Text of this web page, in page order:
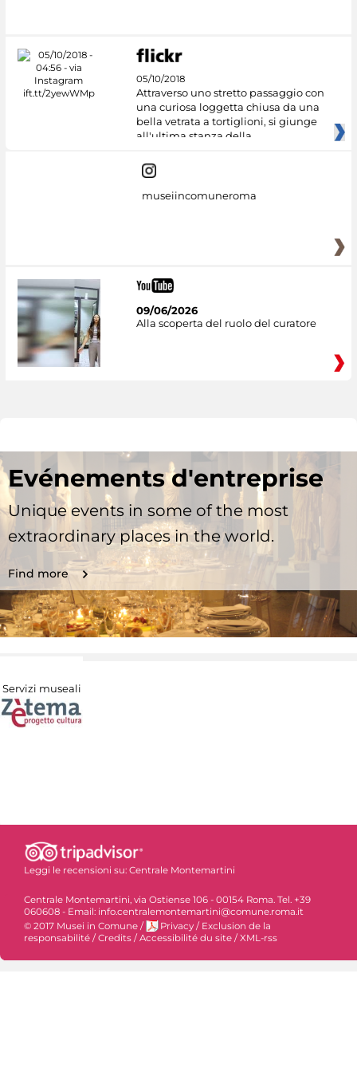
05/10/2018
Attraverso uno stretto passaggio con
una curiosa loggetta chiusa da una
bella vetrata a tortiglioni, si giunge
all'ultima stanza della
museiincomuneroma
09/06/2026
Alla scoperta del ruolo del curatore
Evénements d'entreprise
Unique events in some of the most
extraordinary places in the world.
Find more
Servizi museali
Leggi le recensioni su: Centrale Montemartini
Centrale Montemartini, via Ostiense 106 - 00154 Roma. Tel. +39
060608 - Email: info.centralemontemartini@comune.roma.it
© 2017 Musei in Comune / Privacy / Exclusion de la
responsabilité / Credits / Accessibilité du site / XML-rss